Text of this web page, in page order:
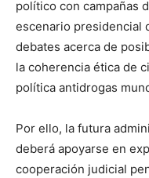
político con campañas
escenario presidencial
debates acerca de
la coherencia ética de
política antidrogas
Por ello, la futura
deberá apoyarse en
cooperación judicial